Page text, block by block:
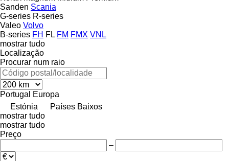
Sanden Scania
G-series R-series
Valeo Volvo
B-series FH FL FM FMX VNL
mostrar tudo
Localização
Procurar num raio
Portugal
Europa
Estónia
Países Baixos
mostrar tudo
mostrar tudo
Preço
–